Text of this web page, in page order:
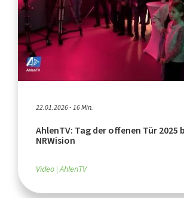
22.01.2026 - 16 Min.
AhlenTV: Tag der offenen Tür 2025
NRWision
Video AhlenTV